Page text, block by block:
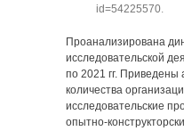
id=54225570.
Проанализирована
исследовательской
по 2021 гг. Приведены
количества
исследовательские
опытно-